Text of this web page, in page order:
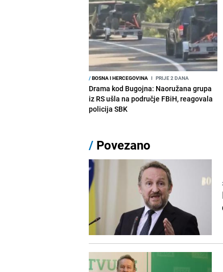
/BOSNA I HERCEGOVINA I PRIJE 2 DANA
Drama kod Bugojna: Naoružana grupa
iz RS ušla na područje FBiH, reagovala
policija SBK
/ Povezano